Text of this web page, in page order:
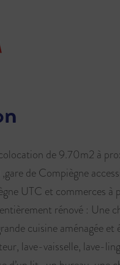
de 9.70m2 à
de Compiègne
UTC et commerces à
rénové : Une
cuisine aménagée
lave-vaisselle, lave-